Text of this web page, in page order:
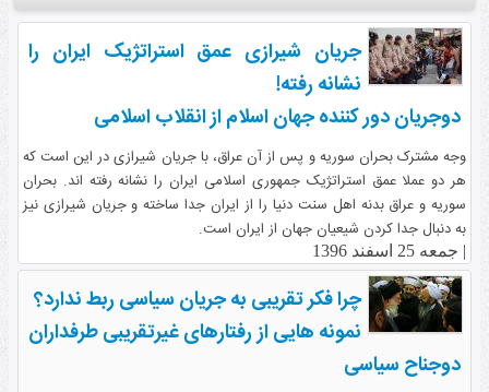
جریان شیرازی عمق استراتژیک ایران را
نشانه رفته!
دوجریان دور کننده جهان اسلام از انقلاب اسلامی
وجه مشترک بحران سوریه و پس از آن عراق، با جریان شیرازی در این است که
هر دو عملا عمق استراتژیک جمهوری اسلامی ایران را نشانه رفته اند. بحران
سوریه و عراق بدنه اهل سنت دنیا را از ایران جدا ساخته و جریان شیرازی نیز
به دنبال جدا کردن شیعیان جهان از ایران است.
| جمعه 25 اسفند 1396
چرا فکر تقریبی به جریان سیاسی ربط ندارد؟
نمونه هایی از رفتارهای غیرتقریبی طرفداران
دوجناح سیاسی